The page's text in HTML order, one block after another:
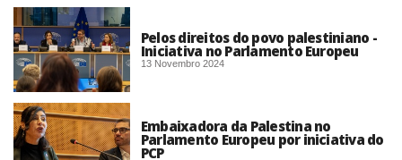
Pelos direitos do povo palestiniano -
Iniciativa no Parlamento Europeu
13 Novembro 2024
Embaixadora da Palestina no
Parlamento Europeu por iniciativa do
PCP